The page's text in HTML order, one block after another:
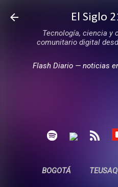
Ir al
El Siglo
Tecnología, ciencia y
comunitario digital
Flash Diario — noticias
BOGOTÁ